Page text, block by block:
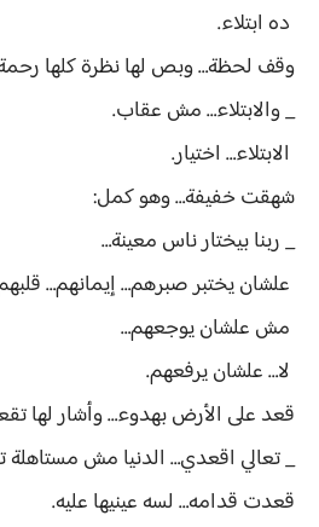
ده ابتلاء.
وقف لحظة… وبص لها نظرة كلها
_ والابتلاء… مش عقاب.
الابتلاء… اختيار.
شهقت خفيفة… وهو كمل:
_ ربنا بيختار ناس معينة…
علشان يختبر صبرهم… إيمانهم…
مش علشان يوجعهم…
لا… علشان يرفعهم.
قعد على الأرض بهدوء… وأشار لها
_ تعالي اقعدي… الدنيا مش مستاهلة
قعدت قدامه… لسه عينيها عليه.